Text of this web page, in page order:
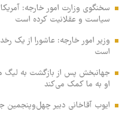
سخنگوی وزارت امور خارجه: آمریکا
سیاست و عقلانیت کرده است
وزیر امور خارجه: عاشورا از یک
است
جهانبخش پس از بازگشت به لیگ
او به ما کمک می‌کند
ایوب آقاخانی دبیر چهل‌وپنجمین